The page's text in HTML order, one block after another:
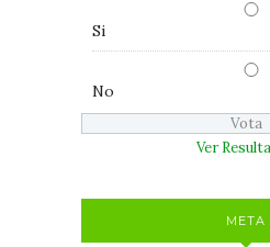
Si
No
Ver
META